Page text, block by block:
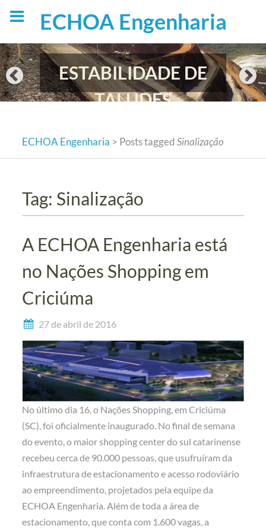
ECHOA Engenharia
ESTABILIDADE DE
TALUDES
ECHOA Engenharia > Posts taggedSinalização
Tag: Sinalização
A ECHOA Engenharia está
no Nações Shopping em
Criciúma
27 de abril de 2016
No último dia 16, o Nações Shopping, em Criciúma
(SC), foi oficialmente inaugurado. No final de semana
do evento, o maior shopping center do sul catarinense
recebeu cerca de 90.000 pessoas, que usufruíram da
infraestrutura de estacionamento e acesso rodoviário
ao empreendimento, projetados pela equipe da
ECHOA Engenharia. Além de toda a área de
estacionamento, que conta com 1.600 vagas, a